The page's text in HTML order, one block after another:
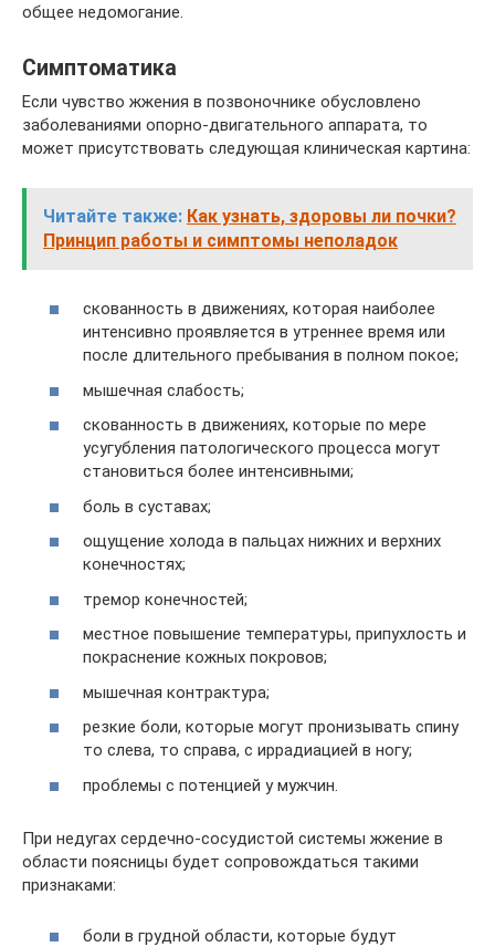
общее недомогание.
Симптоматика
Если чувство жжения в позвоночнике обусловлено
заболеваниями опорно-двигательного аппарата, то
может присутствовать следующая клиническая картина:
Читайте также: Как узнать, здоровы ли почки?
Принцип работы и симптомы неполадок
скованность в движениях, которая наиболее
интенсивно проявляется в утреннее время или
после длительного пребывания в полном покое;
мышечная слабость;
скованность в движениях, которые по мере
усугубления патологического процесса могут
становиться более интенсивными;
боль в суставах;
ощущение холода в пальцах нижних и верхних
конечностях;
тремор конечностей;
местное повышение температуры, припухлость и
покраснение кожных покровов;
мышечная контрактура;
резкие боли, которые могут пронизывать спину
то слева, то справа, с иррадиацией в ногу;
проблемы с потенцией у мужчин.
При недугах сердечно-сосудистой системы жжение в
области поясницы будет сопровождаться такими
признаками:
боли в грудной области, которые будут